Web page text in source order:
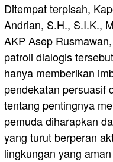
Ditempat terpisah,
Andrian, S.H., S.I.K.,
AKP Asep
patroli dialogis
hanya memberikan
pendekatan persuasif
tentang pentingnya
pemuda diharapkan
yang turut berperan
lingkungan yang